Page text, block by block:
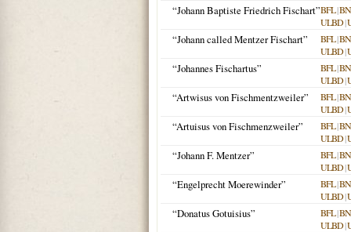
“Johann Baptiste Friedrich Fischart”BFL|
ULBD|
“Johann called Mentzer Fischart” BFL|
ULBD|
“Johannes Fischartus” BFL|
ULBD|
“Artwisus von Fischmentzweiler” BFL|
ULBD|
“Artuisus von Fischmenzweiler” BFL|
ULBD|
“Johann F. Mentzer” BFL|
ULBD|
“Engelprecht Moerewinder” BFL|
ULBD|
“Donatus Gotuisius” BFL|
ULBD|